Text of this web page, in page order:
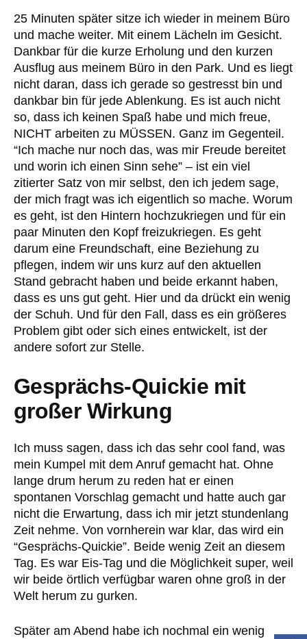
25 Minuten später sitze ich wieder in meinem Büro
und mache weiter. Mit einem Lächeln im Gesicht.
Dankbar für die kurze Erholung und den kurzen
Ausflug aus meinem Büro in den Park. Und es liegt
nicht daran, dass ich gerade so gestresst bin und
dankbar bin für jede Ablenkung. Es ist auch nicht
so, dass ich keinen Spaß habe und mich freue,
NICHT arbeiten zu MÜSSEN. Ganz im Gegenteil.
“Ich mache nur noch das, was mir Freude bereitet
und worin ich einen Sinn sehe” – ist ein viel
zitierter Satz von mir selbst, den ich jedem sage,
der mich fragt was ich eigentlich so mache. Worum
es geht, ist den Hintern hochzukriegen und für ein
paar Minuten den Kopf freizukriegen. Es geht
darum eine Freundschaft, eine Beziehung zu
pflegen, indem wir uns kurz auf den aktuellen
Stand gebracht haben und beide erkannt haben,
dass es uns gut geht. Hier und da drückt ein wenig
der Schuh. Und für den Fall, dass es ein größeres
Problem gibt oder sich eines entwickelt, ist der
andere sofort zur Stelle.
Gesprächs-Quickie mit
großer Wirkung
Ich muss sagen, dass ich das sehr cool fand, was
mein Kumpel mit dem Anruf gemacht hat. Ohne
lange drum herum zu reden hat er einen
spontanen Vorschlag gemacht und hatte auch gar
nicht die Erwartung, dass ich mir jetzt stundenlang
Zeit nehme. Von vornherein war klar, das wird ein
“Gesprächs-Quickie”. Beide wenig Zeit an diesem
Tag. Es war Eis-Tag und die Möglichkeit super, weil
wir beide örtlich verfügbar waren ohne groß in der
Welt herum zu gurken.
Später am Abend habe ich nochmal ein wenig